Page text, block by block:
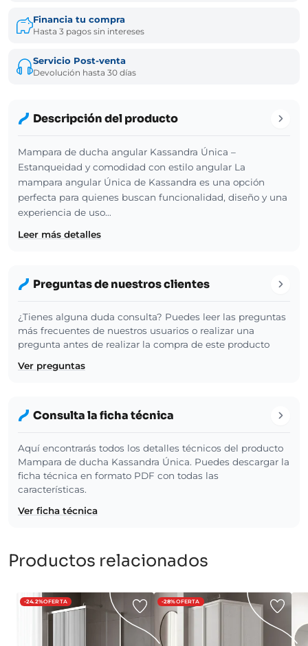
Financia tu compra
Hasta 3 pagos sin intereses
Servicio Post-venta
Devolución hasta 30 días
Descripción del producto
Mampara de ducha angular Kassandra Única –
Estanqueidad y comodidad con estilo angular La
mampara angular Única de Kassandra es una opción
perfecta para quienes buscan funcionalidad, diseño y una
experiencia de uso…
Leer más detalles
Preguntas de nuestros clientes
¿Tienes alguna duda consulta? Puedes leer las preguntas
más frecuentes de nuestros usuarios o realizar una
pregunta antes de realizar la compra de este producto
Ver preguntas
Consulta la ficha técnica
Aquí encontrarás todos los detalles técnicos del producto
Mampara de ducha Kassandra Única. Puedes descargar la
ficha técnica en formato PDF con todas las
características.
Ver ficha técnica
Productos relacionados
-24.2%OFERTA -28%OFERTA